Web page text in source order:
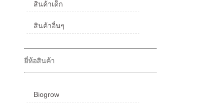
สินค้าเด็ก
สินค้าอื่นๆ
ยี่ห้อสินค้า
Biogrow